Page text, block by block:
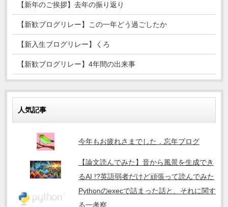
【新年のご挨拶】去年の振り返り
【新歓ブログリレー】この一年どう過ごしたか
【新入生ブログリレー】くろ
【新歓ブログリレー】4年間の出来事
人気記事
今年もお疲れさまでした．忘年ブログ
【論文読んでみた】音から風景を生成でき
るAI !?英語弱者だけど頑張って読んでみた
Pythonのexecで詰まった話と、それに関す
る一考察